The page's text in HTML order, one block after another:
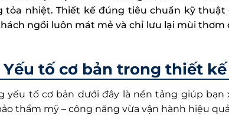
tỏa nhiệt. Thiết kế đúng tiêu chuẩn kỹ
ngồi luôn mát mẻ và chỉ lưu lại mùi
Yếu tố cơ bản trong thiết
yếu tố cơ bản dưới đây là nền tảng giúp
thẩm mỹ – công năng vừa vận hành hiệu